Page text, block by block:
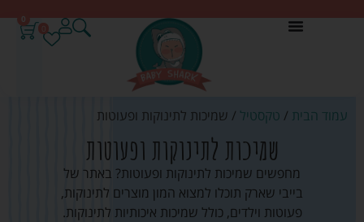
0
עמוד הבית / טקסטיל / שמיכות לתינוקות ופעוטות
שמיכות לתינוקות ופעוטות
מחפשים שמיכות לתינוקות ופעוטות? באתר של
בייבי שארק תוכלו למצוא המון מוצרים לתינוקות,
פעוטות וילדים, כולל שמיכות איכותיות לתינוקות.